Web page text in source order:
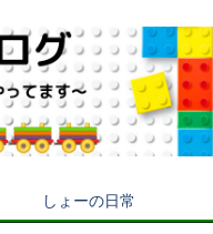
しょーの日常